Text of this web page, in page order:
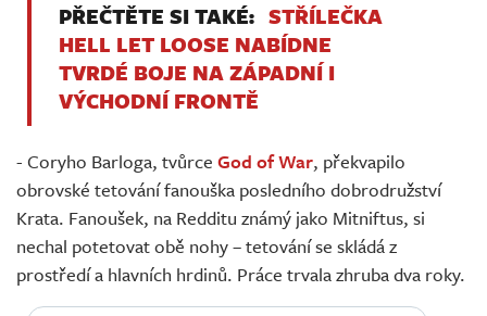
PŘEČTĚTE SI TAKÉ: STŘÍLEČKA
HELL LET LOOSE NABÍDNE
TVRDÉ BOJE NA ZÁPADNÍ I
VÝCHODNÍ FRONTĚ
- Coryho Barloga, tvůrce God of War, překvapilo
obrovské tetování fanouška posledního dobrodružství
Krata. Fanoušek, na Redditu známý jako Mitniftus, si
nechal potetovat obě nohy – tetování se skládá z
prostředí a hlavních hrdinů. Práce trvala zhruba dva roky.